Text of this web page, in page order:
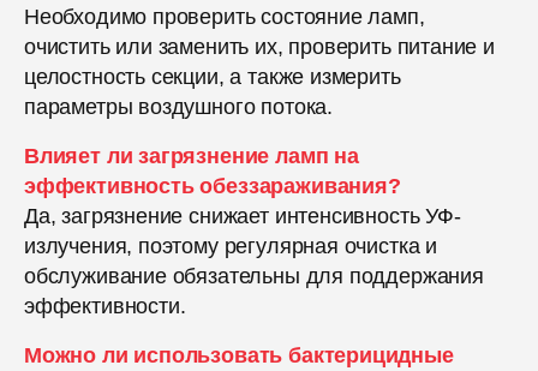
Необходимо проверить состояние ламп,
очистить или заменить их, проверить питание и
целостность секции, а также измерить
параметры воздушного потока.
Влияет ли загрязнение ламп на
эффективность обеззараживания?
Да, загрязнение снижает интенсивность УФ-
излучения, поэтому регулярная очистка и
обслуживание обязательны для поддержания
эффективности.
Можно ли использовать бактерицидные